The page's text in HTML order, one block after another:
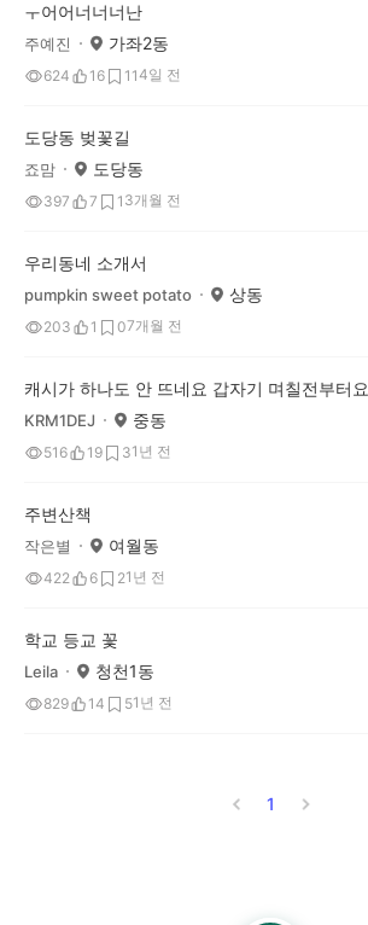
ㅜ어어너너너난
주예진 가좌2동
624 16 114일 전
도당동 벚꽃길
죠맘 도당동
397 7 1 3개월 전
우리동네 소개서
pumpkin sweet potato 상동
203 1 07개월 전
캐시가 하나도 안 뜨네요 갑자기 며칠전부터요
KRM1DEJ 중동
516 19 31년 전
주변산책
작은별 여월동
422 6 21년 전
학교 등교 꽃
Leila 청천1동
829 14 51년 전
1